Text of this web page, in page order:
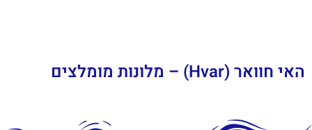
האי חוואר (Hvar) – מלונות מומלצים